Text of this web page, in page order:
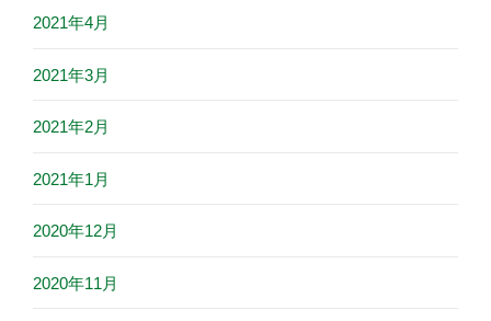
2021年4月
2021年3月
2021年2月
2021年1月
2020年12月
2020年11月